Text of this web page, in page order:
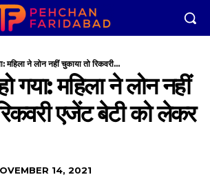
महिला ने लोन नहीं चुकाया तो रिकवरी...
गया: महिला ने लोन नहीं
एजेंट बेटी को लेकर
14, 2021